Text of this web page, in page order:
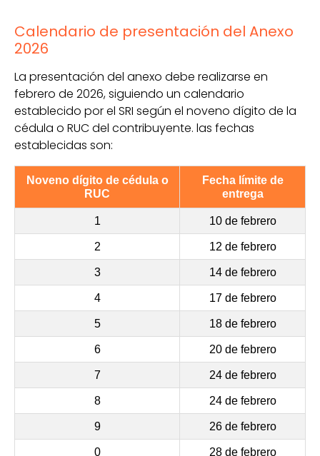
Calendario de presentación del Anexo
2026
La presentación del anexo debe realizarse en
febrero de 2026, siguiendo un calendario
establecido por el SRI según el noveno dígito de la
cédula o RUC del contribuyente. las fechas
establecidas son:
Noveno dígito de cédula o
RUC
Fecha límite de
entrega
1 10 de febrero
2 12 de febrero
3 14 de febrero
4 17 de febrero
5 18 de febrero
6 20 de febrero
7 24 de febrero
8 24 de febrero
9 26 de febrero
0 28 de febrero